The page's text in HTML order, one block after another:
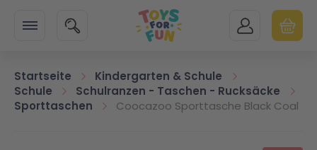
SUCHE MEIN KONTO
Startseite
Kindergarten & Schule
Schule
Schulranzen - Taschen - Rucksäcke
Sporttaschen
Coocazoo Sporttasche Black Coal